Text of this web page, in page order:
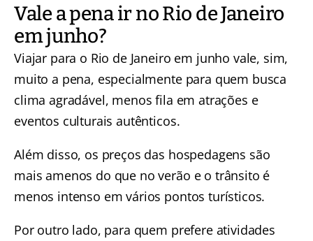
Vale a pena ir no Rio de Janeiro
em junho?
Viajar para o Rio de Janeiro em junho vale, sim,
muito a pena, especialmente para quem busca
clima agradável, menos fila em atrações e
eventos culturais autênticos.
Além disso, os preços das hospedagens são
mais amenos do que no verão e o trânsito é
menos intenso em vários pontos turísticos.
Por outro lado, para quem prefere atividades